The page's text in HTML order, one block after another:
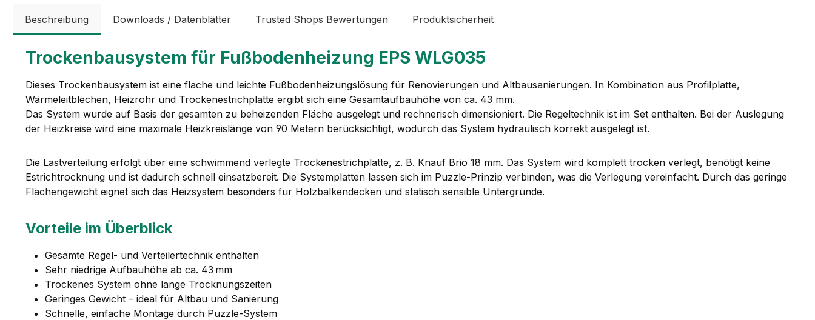
Beschreibung Downloads / Datenblätter Trusted Shops Bewertungen Produktsicherheit
Trockenbausystem für Fußbodenheizung EPS WLG035
Dieses Trockenbausystem ist eine flache und leichte Fußbodenheizungslösung für Renovierungen und Altbausanierungen. In Kombination aus Profilplatte,
Wärmeleitblechen, Heizrohr und Trockenestrichplatte ergibt sich eine Gesamtaufbauhöhe von ca. 43 mm.
Das System wurde auf Basis der gesamten zu beheizenden Fläche ausgelegt und rechnerisch dimensioniert. Die Regeltechnik ist im Set enthalten. Bei der Auslegung
der Heizkreise wird eine maximale Heizkreislänge von 90 Metern berücksichtigt, wodurch das System hydraulisch korrekt ausgelegt ist.
Die Lastverteilung erfolgt über eine schwimmend verlegte Trockenestrichplatte, z. B. Knauf Brio 18 mm. Das System wird komplett trocken verlegt, benötigt keine
Estrichtrocknung und ist dadurch schnell einsatzbereit. Die Systemplatten lassen sich im Puzzle-Prinzip verbinden, was die Verlegung vereinfacht. Durch das geringe
Flächengewicht eignet sich das Heizsystem besonders für Holzbalkendecken und statisch sensible Untergründe.
Vorteile im Überblick
Gesamte Regel- und Verteilertechnik enthalten
Sehr niedrige Aufbauhöhe ab ca. 43 mm
Trockenes System ohne lange Trocknungszeiten
Geringes Gewicht – ideal für Altbau und Sanierung
Schnelle, einfache Montage durch Puzzle-System